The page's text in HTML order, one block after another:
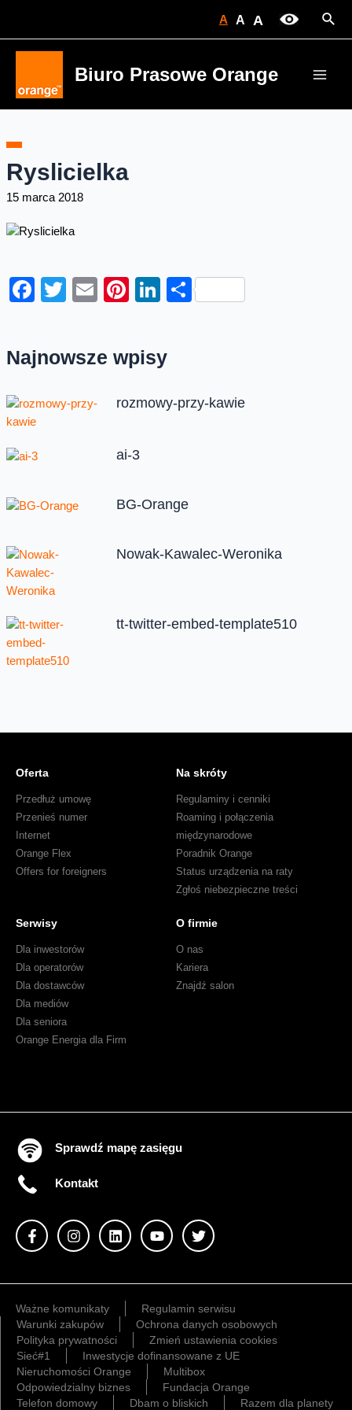
A A A
Biuro Prasowe Orange
Ryslicielka
15 marca 2018
Facebook
Twitter
EmailPinterest
LinkedIn
Share
Najnowsze wpisy
rozmowy-przy-kawie
ai-3
BG-Orange
Nowak-Kawalec-Weronika
tt-twitter-embed-template510
Oferta
Przedłuż umowę
Przenieś numer
Internet
Orange Flex
Offers for foreigners
Na skróty
Regulaminy i cenniki
Roaming i połączenia
międzynarodowe
Poradnik Orange
Status urządzenia na raty
Zgłoś niebezpieczne treści
Serwisy
Dla inwestorów
Dla operatorów
Dla dostawców
Dla mediów
Dla seniora
Orange Energia dla Firm
O firmie
O nas
Kariera
Znajdź salon
Sprawdź mapę zasięgu
Kontakt
Ważne komunikaty
Regulamin serwisu
Warunki zakupów
Ochrona danych osobowych
Polityka prywatności
Zmień ustawienia cookies
Sieć#1
Inwestycje dofinansowane z UE
Nieruchomości Orange
Multibox
Odpowiedzialny biznes
Fundacja Orange
Telefon domowy
Dbam o bliskich Razem dla planety